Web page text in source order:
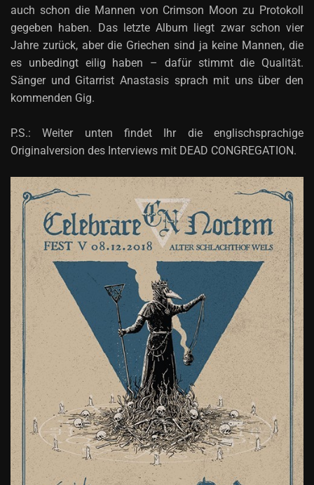
auch schon die Mannen von Crimson Moon zu Protokoll
gegeben haben. Das letzte Album liegt zwar schon vier
Jahre zurück, aber die Griechen sind ja keine Mannen, die
es unbedingt eilig haben – dafür stimmt die Qualität.
Sänger und Gitarrist Anastasis sprach mit uns über den
kommenden Gig.
P.S.: Weiter unten findet Ihr die englischsprachige
Originalversion des Interviews mit DEAD CONGREGATION.